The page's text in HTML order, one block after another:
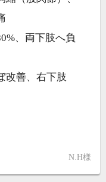
、両下肢へ負
改善、右下肢
N.H様